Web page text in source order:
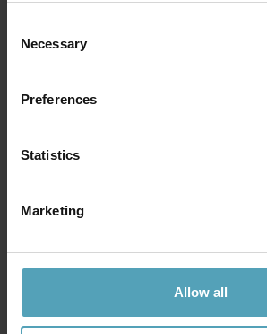
Selection
Necessary
Preferences
Statistics
Marketing
Allow all